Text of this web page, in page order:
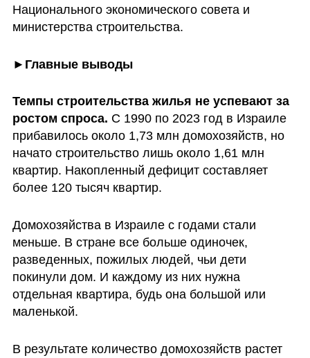
Национального экономического совета и
министерства строительства.
►Главные выводы
Темпы строительства жилья не успевают за
ростом спроса. С 1990 по 2023 год в Израиле
прибавилось около 1,73 млн домохозяйств, но
начато строительство лишь около 1,61 млн
квартир. Накопленный дефицит составляет
более 120 тысяч квартир.
Домохозяйства в Израиле с годами стали
меньше. В стране все больше одиночек,
разведенных, пожилых людей, чьи дети
покинули дом. И каждому из них нужна
отдельная квартира, будь она большой или
маленькой.
В результате количество домохозяйств растет